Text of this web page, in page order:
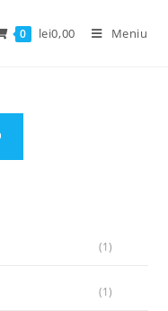
0 lei0,00 Meniu
(1)
(1)